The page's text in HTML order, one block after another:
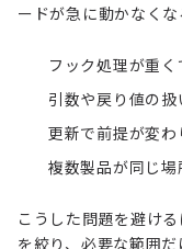
ードが急に動かなくな
フック処理が重
引数や戻り値の扱
更新で前提が変わ
複数製品が同じ
こうした問題を避け
を絞り、必要な範囲だ